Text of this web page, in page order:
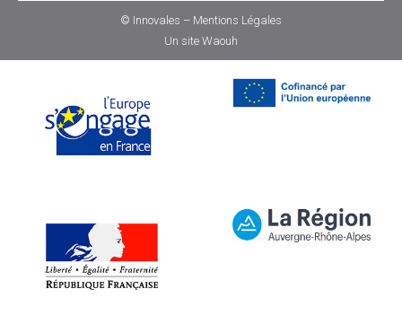
© Innovales – Mentions Légales
Un site Waouh